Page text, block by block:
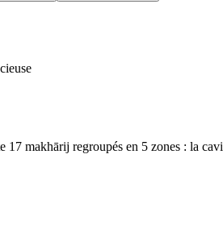
makhārij regroupés en 5 zones : la